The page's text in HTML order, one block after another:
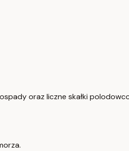
oraz liczne skałki